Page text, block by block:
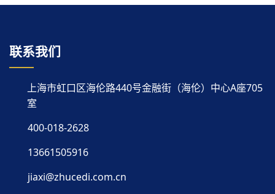
联系我们
上海市虹口区海伦路440号金融街（海伦）中心A座705
室
400-018-2628
13661505916
jiaxi@zhucedi.com.cn